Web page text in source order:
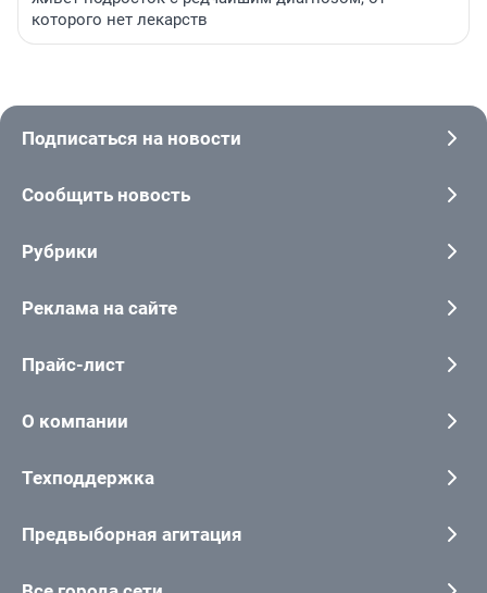
которого нет лекарств
Подписаться на новости
Сообщить новость
Рубрики
Реклама на сайте
Прайс-лист
О компании
Техподдержка
Предвыборная агитация